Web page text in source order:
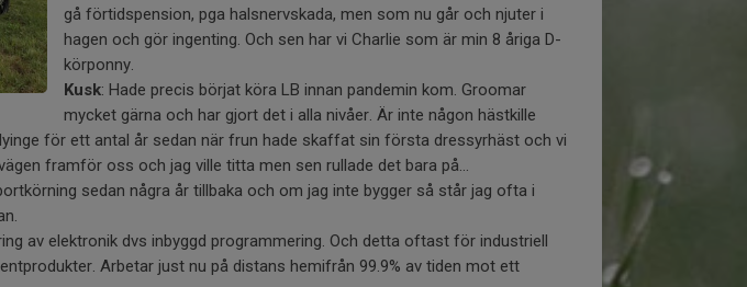
gå förtidspension, pga halsnervskada, men som nu går och njuter i
hagen och gör ingenting. Och sen har vi Charlie som är min 8 åriga D-
körponny.
Kusk: Hade precis börjat köra LB innan pandemin kom. Groomar
mycket gärna och har gjort det i alla nivåer. Är inte någon hästkille
för ett antal år sedan när frun hade skaffat sin första dressyrhäst och vi
framför oss och jag ville titta men sen rullade det bara på...
sedan några år tillbaka och om jag inte bygger så står jag ofta i
av elektronik dvs inbyggd programmering. Och detta oftast för industriell
Arbetar just nu på distans hemifrån 99.9% av tiden mot ett